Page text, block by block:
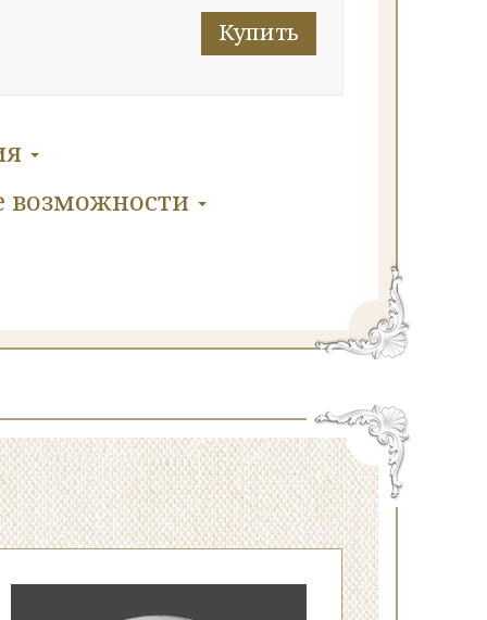
Купить
возможности